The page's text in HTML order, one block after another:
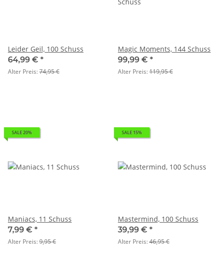
Leider Geil, 100 Schuss
64,99 € *
Alter Preis:74,95 €
Magic Moments, 144 Schuss
99,99 € *
Alter Preis:119,95 €
SALE 20%
Maniacs, 11 Schuss
7,99 € *
Alter Preis:9,95 €
SALE 15%
Mastermind, 100 Schuss
39,99 € *
Alter Preis:46,95 €